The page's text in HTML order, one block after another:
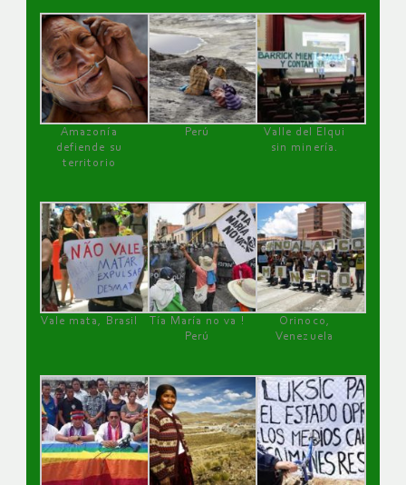
Amazonía
defiende su
territorio
Perú
Valle del Elqui
sin minería.
Vale mata, Brasil
Tía María no va !
Perú
Orinoco,
Venezuela